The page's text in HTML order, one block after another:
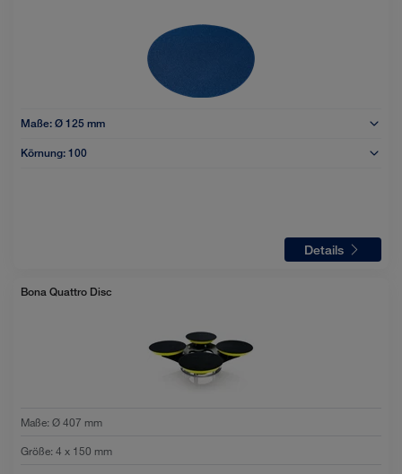
Maße: Ø 125 mm
Körnung: 100
Details
Bona Quattro Disc
Maße:Ø 407 mm
Größe:4 x 150 mm